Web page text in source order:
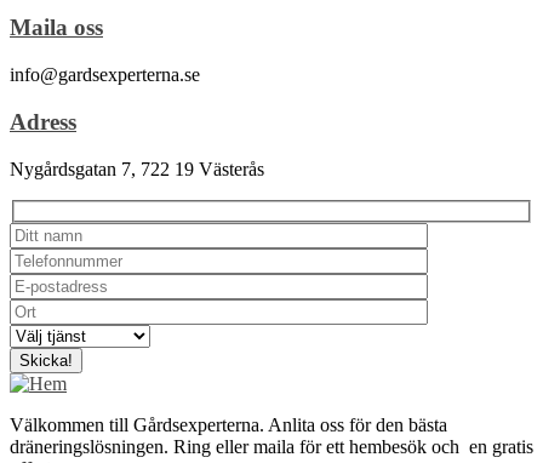
Maila oss
info@gardsexperterna.se
Adress
Nygårdsgatan 7, 722 19 Västerås
Välkommen till Gårdsexperterna. Anlita oss för den bästa
dräneringslösningen. Ring eller maila för ett hembesök och en gratis